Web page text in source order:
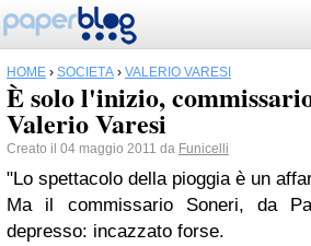
HOME › SOCIETÀ › VALERIO VARESI
È solo l'inizio,
Valerio Varesi
Creato il 04 maggio 2011 da Funicelli
"Lo spettacolo della pioggia è un
Ma il commissario Soneri, da
depresso: incazzato forse.